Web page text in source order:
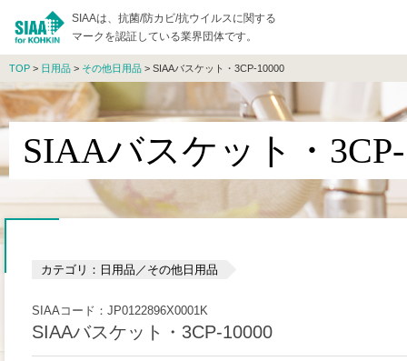
SIAAは、抗菌/防カビ/抗ウイルスに関する
マークを認証している業界団体です。
TOP > 日用品 > その他日用品 > SIAAバスケット・3CP-10000
SIAAバスケット・3CP-
カテゴリ：日用品／その他日用品
SIAAコード：JP0122896X0001K
SIAAバスケット・3CP-10000